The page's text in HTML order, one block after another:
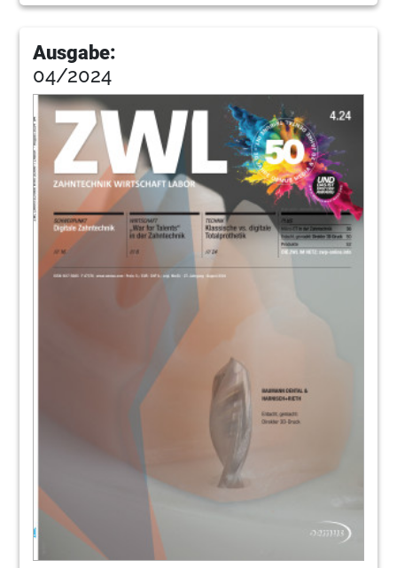
Ausgabe:
04/2024